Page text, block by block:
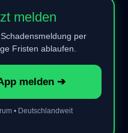
melden
per
Fristen ablaufen.
melden ➔
• Deutschlandweit